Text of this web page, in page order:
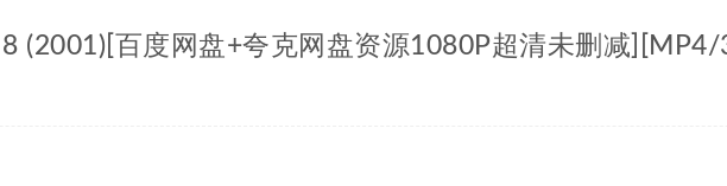
(2001)[百度网盘+夸克网盘资源1080P超清未删减